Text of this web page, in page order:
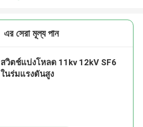
এর সেরা মূল্য পান
สวิตช์แบ่งโหลด 11kv 12kV SF6
ในร่มแรงดันสูง